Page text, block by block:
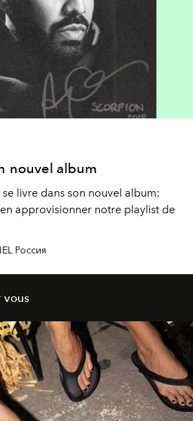
nouvel album
livre dans son nouvel album:
approvisionner notre playlist de
Россия
vous